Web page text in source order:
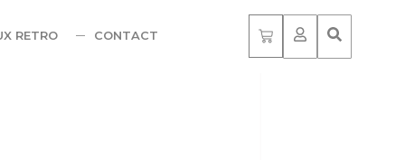
RETRO CONTACT